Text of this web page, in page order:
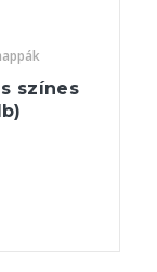
színes